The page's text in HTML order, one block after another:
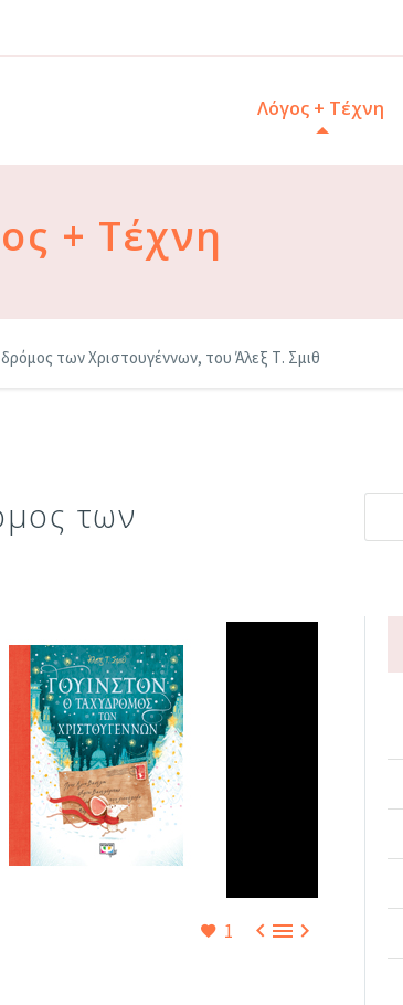
Λόγος + Τέχνη
+ Τέχνη
των Χριστουγέννων, του Άλεξ Τ. Σμιθ
των
1 